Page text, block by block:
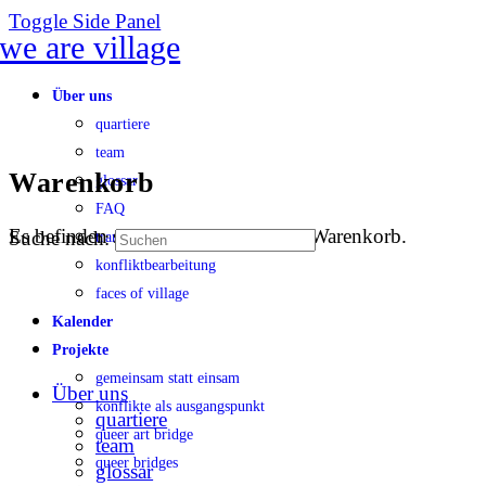
Toggle Side Panel
Über uns
quartiere
team
glossar
FAQ
transparenz
konfliktbearbeitung
faces of village
Kalender
Projekte
gemeinsam statt einsam
konflikte als ausgangspunkt
queer art bridge
queer bridges
Warenkorb
Es befinden sich keine Produkte im Warenkorb.
Suche nach:
Über uns
quartiere
team
glossar